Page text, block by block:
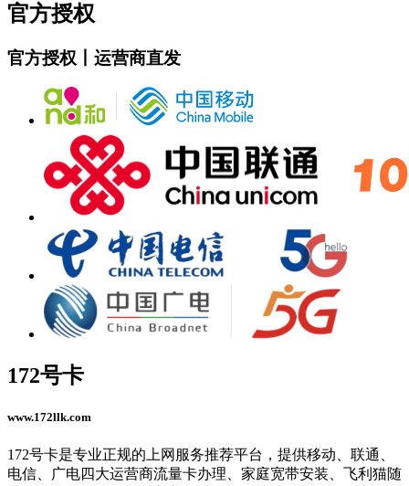
官方授权
官方授权丨运营商直发
172号卡
www.172llk.com
172号卡是专业正规的上网服务推荐平台，提供移动、联通、
电信、广电四大运营商流量卡办理、家庭宽带安装、飞利猫随